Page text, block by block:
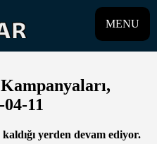
MENU
11
yerden devam ediyor.